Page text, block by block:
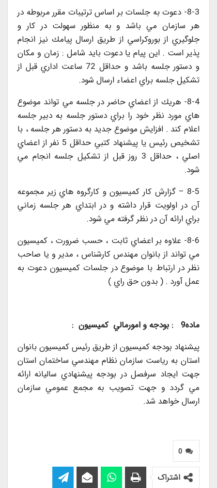
8-3- دعوت به جلسات بر اساس ترتيبات مقرر مربوطه در
هر سازمان مي باشد و به منظور سهولت در كار و
جلوگيري از بوروكراسي از طريق ارسال پيامك نيز انجام
پذير است . اين پيام يا دعوت بايد شامل : زمان و مكان
و دستور جلسه باشد و حداقل 72 ساعت اداري قبل از
تشكيل جلسه براي اعضاء ارسال شود.
8-4- هريك از اعضاي حاضر در جلسه مي تواند موضوع
هاي مورد نظر خود را براي دستور جلسه به دبير جلسه
اعلام كند . افزايش موضوع جديد به دستور هر جلسه ، با
تشخيص رئيس يا پيشنهاد كتبي حداقل 5 نفر از اعضاي
اصلي ، حداقل 3 روز قبل از تشكيل جلسه انجام مي
شود.
8-5 – گزارش كار كميسيون و كارگروه هاي زير مجموعه
آن در اولويت قرار داشته و در ابتداي هر جلسه زماني
براي ارائه آن در نظر گرفته مي شود.
8-6- علاوه بر اعضاي ثابت ، حسب ضرورت ، كميسيون
مي تواند از بانوان مهندس كارشناس ، مدير و يا صاحب
نظر در ارتباط با موضوع در جلسات كميسيون دعوت به
عمل آورد . ( بدون حق راي )
ماده9 : بودجه و امورمالي كميسيون :
پيشنهاد بودجه كميسيون از طريق رئيس كميسيون بانوان
استان به رياست سازمان نظام مهندسي ساختمان استان
جهت ايجاد سرفصل در بودجه پيشنهادي ساليانه ارائه
مي گردد و جهت تصويب به مجمع عمومي سازمان
ارسال خواهد شد.
0
اشتراک